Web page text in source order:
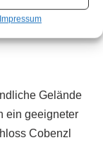
Impressum
Betrieb und
Gelände
ein geeigneter
Cobenzl